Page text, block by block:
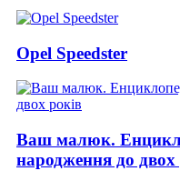
Opel Speedster
Ваш малюк.
народження до двох